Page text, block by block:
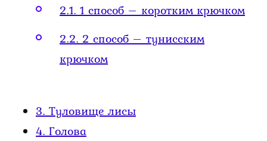
2.1. 1 способ – коротким крючком
2.2. 2 способ – тунисским
крючком
3. Туловище лисы
4. Голова